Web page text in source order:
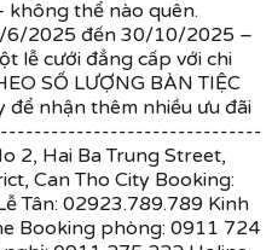
không thể nào quên.
2025 đến 30/10/2025 –
lễ cưới đẳng cấp với chi
SỐ LƯỢNG BÀN TIỆC
nhận thêm nhiều ưu đãi
2, Hai Ba Trung Street,
Can Tho City Booking:
Tân: 02923.789.789 Kinh
Booking phòng: 0911 724